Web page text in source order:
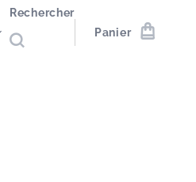
Rechercher
Panier